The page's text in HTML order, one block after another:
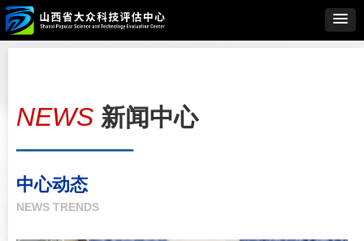
NEWS 新闻中心
————
中心动态
NEWS TRENDS